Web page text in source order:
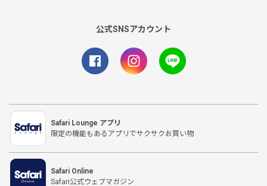
公式SNSアカウント
Safari Lounge アプリ
限定の機能もあるアプリでサクサクお買い物
Safari Online
Safari公式ウェブマガジン